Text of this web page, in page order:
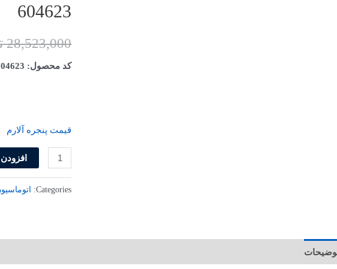
604623
28,523,000
کد محصول: 604623
قیمت پنجره آلارم
Categories: